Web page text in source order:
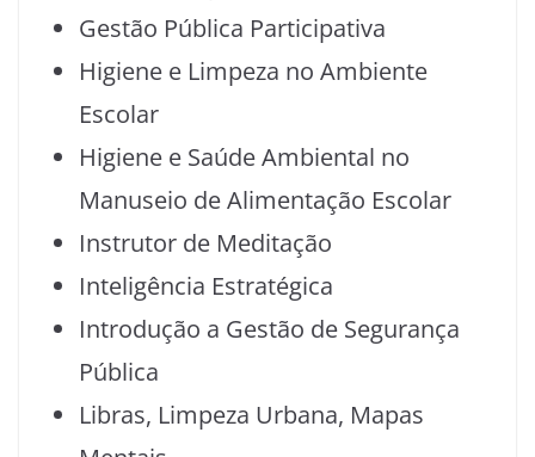
Gestão Pública Participativa
Higiene e Limpeza no Ambiente
Escolar
Higiene e Saúde Ambiental no
Manuseio de Alimentação Escolar
Instrutor de Meditação
Inteligência Estratégica
Introdução a Gestão de Segurança
Pública
Libras, Limpeza Urbana, Mapas